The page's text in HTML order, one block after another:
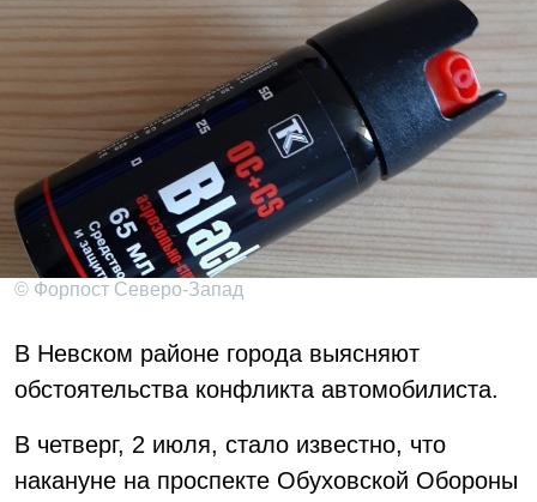
© Форпост Северо-Запад
В Невском районе города выясняют
обстоятельства конфликта автомобилиста.
В четверг, 2 июля, стало известно, что
накануне на проспекте Обуховской Обороны